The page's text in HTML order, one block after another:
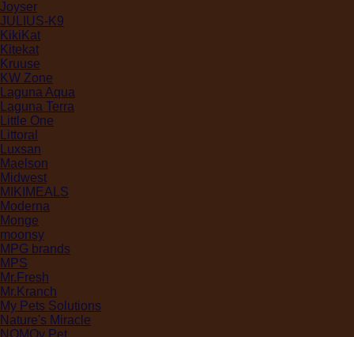
Joyser
JULIUS-K9
KikiKat
Kitekat
Kruuse
KW Zone
Laguna Aqua
Laguna Terra
Little One
Littoral
Luxsan
Maelson
Midwest
MIKIMEALS
Moderna
Monge
moonsy
MPG brands
MPS
Mr.Fresh
Mr.Kranch
My Pets Solutions
Nature's Miracle
NOMOy Pet